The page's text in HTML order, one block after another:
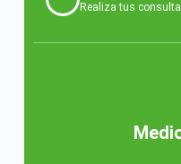
Realiza tus